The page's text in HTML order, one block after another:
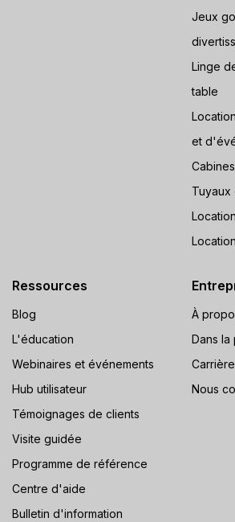
Jeux
Linge
table
et
Tuyaux
Ressources
Blog
L'éducation
Webinaires et événements
Hub utilisateur
Témoignages de clients
Visite guidée
Programme de référence
Centre d'aide
Bulletin d'information
À
Dans la
Nous